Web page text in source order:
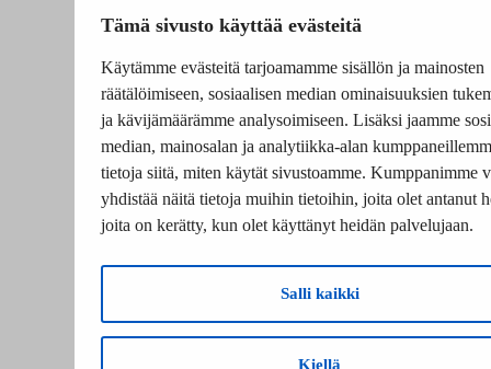
Tämä sivusto käyttää evästeitä
Käytämme evästeitä tarjoamamme sisällön ja mainosten
räätälöimiseen, sosiaalisen median ominaisuuksien
ja kävijämäärämme analysoimiseen. Lisäksi jaamme
median, mainosalan ja analytiikka-alan
tietoja siitä, miten käytät sivustoamme. Kumppanimme
yhdistää näitä tietoja muihin tietoihin, joita olet antanut
joita on kerätty, kun olet käyttänyt heidän palvelujaan.
Salli kaikki
Kiellä